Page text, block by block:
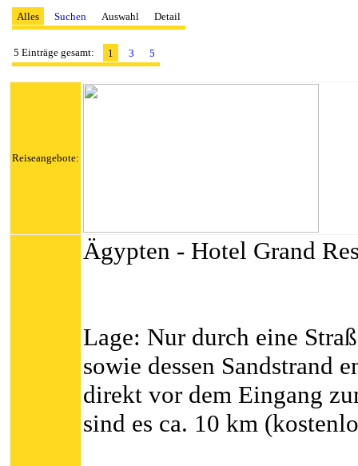
Alles Suchen Auswahl Detail
5 Einträge gesamt: 1 3 5
Reiseangebote:
Ägypten - Hotel Grand
Lage: Nur durch eine
sowie dessen Sandstrand
direkt vor dem Eingang
sind es ca. 10 km